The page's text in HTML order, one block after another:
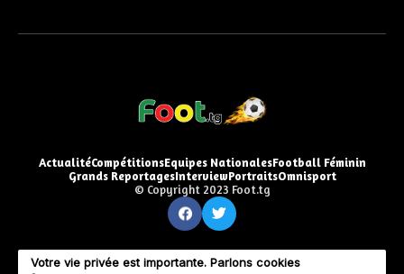
ActualitéCompétitionsEquipes NationalesFootball Féminin
Grands ReportagesInterviewPortraitsOmnisport
© Copyright 2023 Foot.tg
Votre vie privée est importante. Parlons cookies